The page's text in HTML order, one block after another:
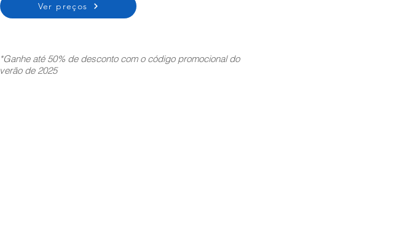
Ver preços
*Ganhe até 50% de desconto com o código promocional do
verão de 2025